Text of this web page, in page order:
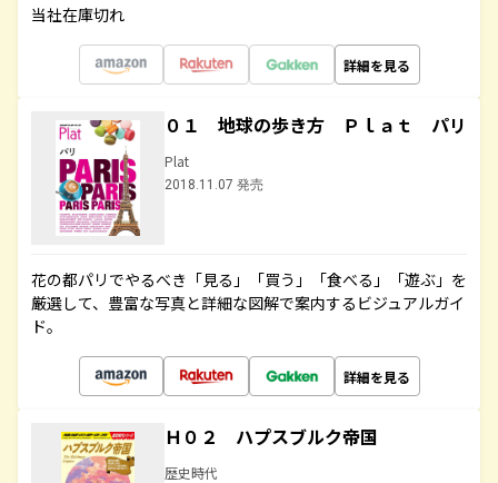
当社在庫切れ
詳細を見る
０１ 地球の歩き方 Ｐｌａｔ パリ
Plat
2018.11.07 発売
花の都パリでやるべき「見る」「買う」「食べる」「遊ぶ」を
厳選して、豊富な写真と詳細な図解で案内するビジュアルガイ
ド。
詳細を見る
Ｈ０２ ハプスブルク帝国
歴史時代